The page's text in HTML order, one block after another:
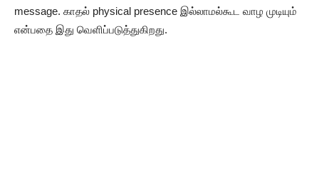
message. காதல் physical presence இல்லாமல்கூட வாழ முடியும்
என்பதை இது வெளிப்படுத்துகிறது.